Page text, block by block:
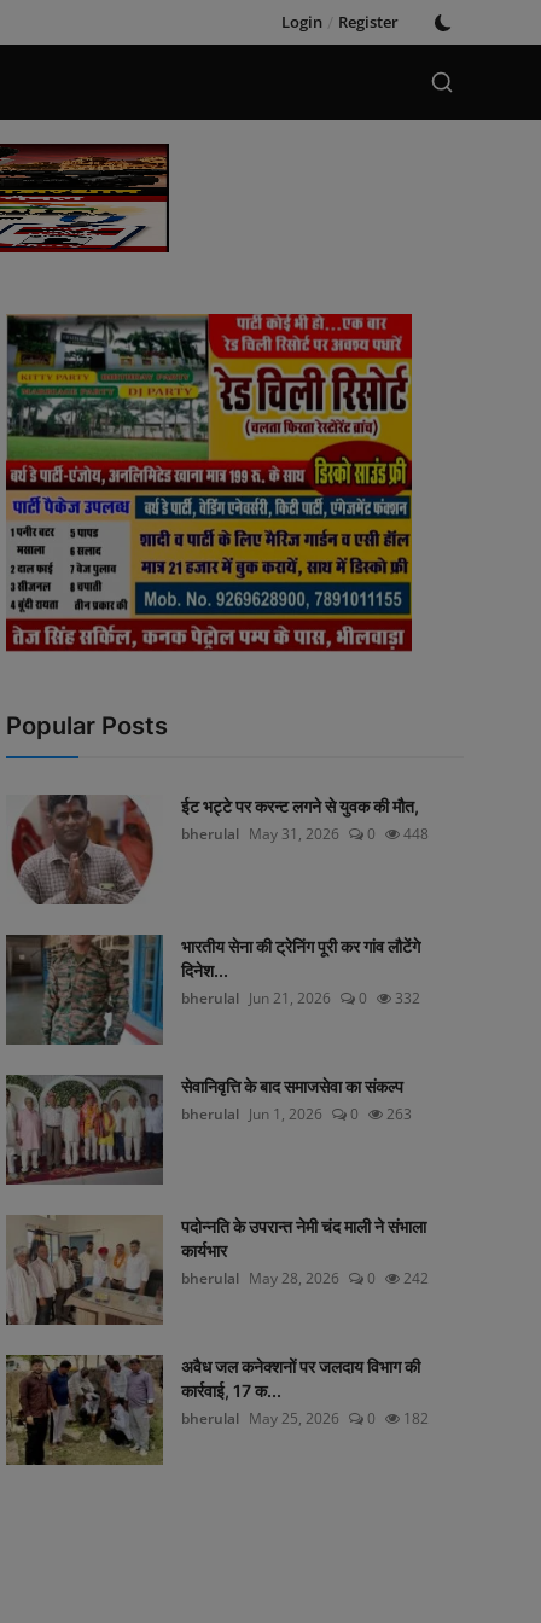
Login / Register
Popular Posts
ईट भट्टे पर करन्ट लगने से युवक की मौत,
bherulal May 31, 2026 0 448
भारतीय सेना की ट्रेनिंग पूरी कर गांव लौटेंगे
दिनेश...
bherulal Jun 21, 2026 0 332
सेवानिवृत्ति के बाद समाजसेवा का संकल्प
bherulal Jun 1, 2026 0 263
पदोन्नति के उपरान्त नेमी चंद माली ने संभाला
कार्यभार
bherulal May 28, 2026 0 242
अवैध जल कनेक्शनों पर जलदाय विभाग की
कार्रवाई, 17 क...
bherulal May 25, 2026 0 182